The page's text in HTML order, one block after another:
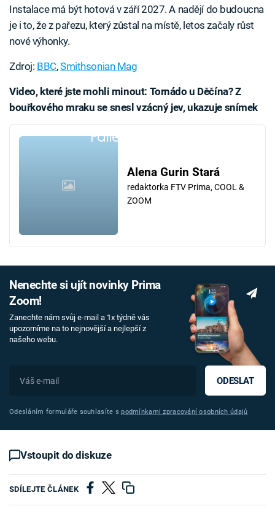
Instalace má být hotová v září 2027. A nadějí do budoucna
je i to, že z pařezu, který zůstal na místě, letos začaly růst
nové výhonky.
Zdroj: BBC,Smithsonian Mag
Video, které jste mohli minout: Tornádo u Děčína? Z
bouřkového mraku se snesl vzácný jev, ukazuje snímek
Failed to fetch
Alena Gurin Stará
redaktorka FTV Prima, COOL &
ZOOM
Nenechte si ujít novinky Prima
Zoom!
Zanechte nám svůj e-mail a 1x týdně vás
upozorníme na to nejnovější a nejlepší z
našeho webu.
ODESLAT
Odesláním formuláře souhlasíte spodmínkami zpracování osobních údajů
Vstoupit do diskuze
SDÍLEJTE ČLÁNEK